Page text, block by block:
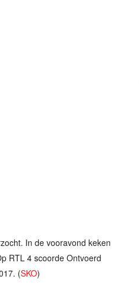
In de vooravond keken
RTL 4 scoorde Ontvoerd
(SKO)